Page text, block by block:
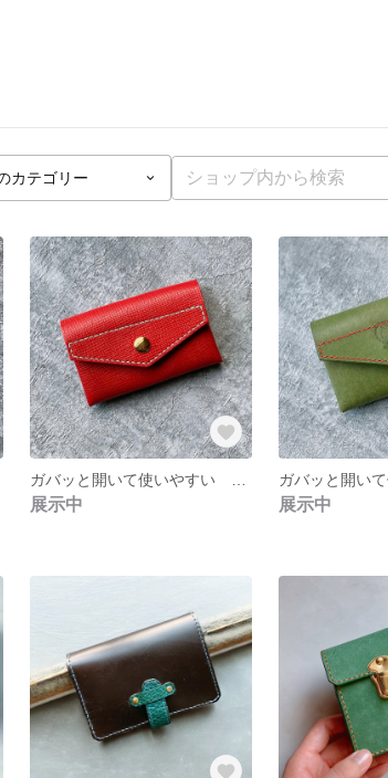
展示中 展示中